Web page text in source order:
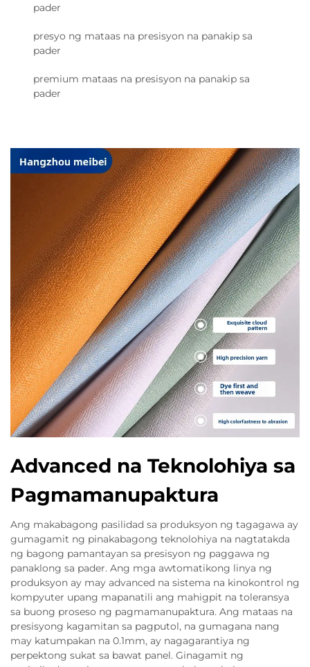
pader
presyo ng mataas na presisyon na panakip sa
pader
premium mataas na presisyon na panakip sa
pader
Advanced na Teknolohiya sa
Pagmamanupaktura
Ang makabagong pasilidad sa produksyon ng tagagawa ay
gumagamit ng pinakabagong teknolohiya na nagtatakda
ng bagong pamantayan sa presisyon ng paggawa ng
panaklong sa pader. Ang mga awtomatikong linya ng
produksyon ay may advanced na sistema na kinokontrol ng
kompyuter upang mapanatili ang mahigpit na toleransya
sa buong proseso ng pagmamanupaktura. Ang mataas na
presisyong kagamitan sa pagputol, na gumagana nang
may katumpakan na 0.1mm, ay nagagarantiya ng
perpektong sukat sa bawat panel. Ginagamit ng